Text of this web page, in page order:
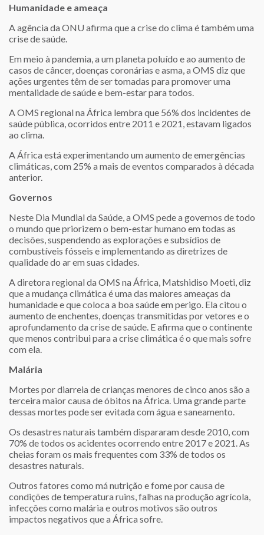
Humanidade e ameaça
A agência da ONU afirma que a crise do clima é também uma
crise de saúde.
Em meio à pandemia, a um planeta poluído e ao aumento de
casos de câncer, doenças coronárias e asma, a OMS diz que
ações urgentes têm de ser tomadas para promover uma
mentalidade de saúde e bem-estar para todos.
A OMS regional na África lembra que 56% dos incidentes de
saúde pública, ocorridos entre 2011 e 2021, estavam ligados
ao clima.
A África está experimentando um aumento de emergências
climáticas, com 25% a mais de eventos comparados à década
anterior.
Governos
Neste Dia Mundial da Saúde, a OMS pede a governos de todo
o mundo que priorizem o bem-estar humano em todas as
decisões, suspendendo as explorações e subsídios de
combustíveis fósseis e implementando as diretrizes de
qualidade do ar em suas cidades.
A diretora regional da OMS na África, Matshidiso Moeti, diz
que a mudança climática é uma das maiores ameaças da
humanidade e que coloca a boa saúde em perigo. Ela citou o
aumento de enchentes, doenças transmitidas por vetores e o
aprofundamento da crise de saúde. E afirma que o continente
que menos contribui para a crise climática é o que mais sofre
com ela.
Malária
Mortes por diarreia de crianças menores de cinco anos são a
terceira maior causa de óbitos na África. Uma grande parte
dessas mortes pode ser evitada com água e saneamento.
Os desastres naturais também dispararam desde 2010, com
70% de todos os acidentes ocorrendo entre 2017 e 2021. As
cheias foram os mais frequentes com 33% de todos os
desastres naturais.
Outros fatores como má nutrição e fome por causa de
condições de temperatura ruins, falhas na produção agrícola,
infecções como malária e outros motivos são outros
impactos negativos que a África sofre.